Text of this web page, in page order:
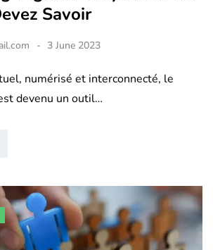
Savoir
3 June 2023
numérisé et interconnecté, le
devenu un outil…